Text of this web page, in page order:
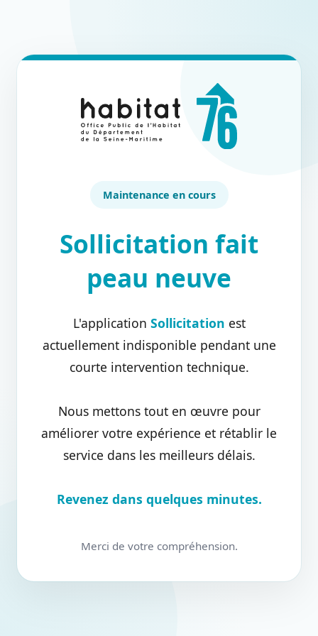
Maintenance en cours
Sollicitation fait
peau neuve
L'application Sollicitation est
actuellement indisponible pendant une
courte intervention technique.
Nous mettons tout en œuvre pour
améliorer votre expérience et rétablir le
service dans les meilleurs délais.
Revenez dans quelques minutes.
Merci de votre compréhension.